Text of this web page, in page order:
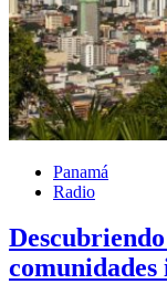
Panamá
Radio
comunidades